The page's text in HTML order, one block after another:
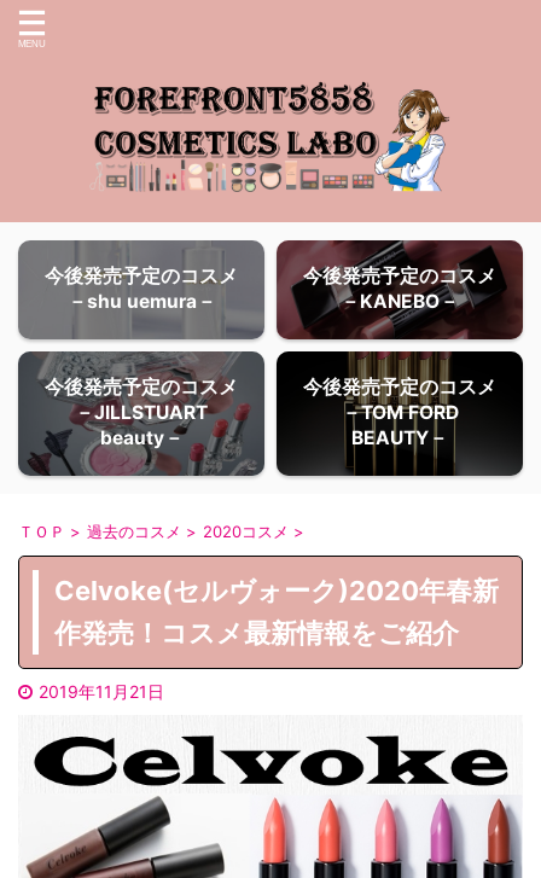
今後発売予定のコスメ
－shu uemura－
今後発売予定のコスメ
－KANEBO－
今後発売予定のコスメ
－JILLSTUART
beauty－
今後発売予定のコスメ
－TOM FORD
BEAUTY－
ＴＯＰ > 過去のコスメ > 2020コスメ >
Celvoke(セルヴォーク)2020年春新
作発売！コスメ最新情報をご紹介
2019年11月21日